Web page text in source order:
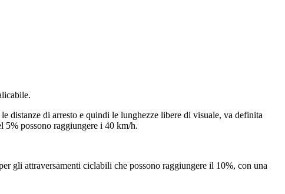
distanze di arresto e quindi le lunghezze libere di visuale, va definita
5% possono raggiungere i 40 km/h.
gli attraversamenti ciclabili che possono raggiungere il 10%, con una